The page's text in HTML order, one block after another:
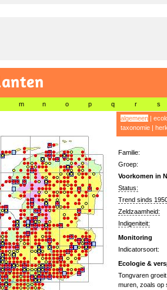
m n o p q r s
algemeen|
taxonomie|
Familie:
Groep:
Voorkomen in
Status:
Trend sinds
Zeldzaamheid:
Indigeniteit:
Monitoring
Indicatorsoort:
Ecologie &
Tongvaren
muren, zoals op